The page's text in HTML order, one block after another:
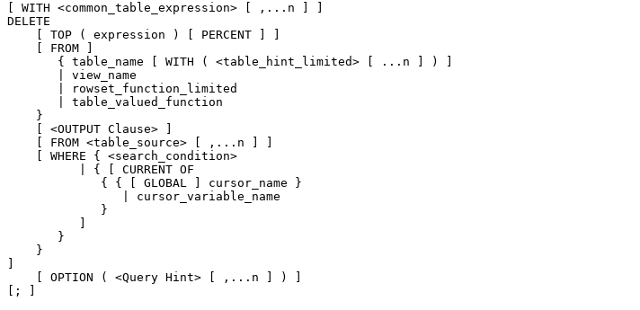
[ WITH <common_table_expression> [ ,...n ] ]
DELETE
[ TOP ( expression ) [ PERCENT ] ]
[ FROM ]
{ table_name [ WITH ( <table_hint_limited> [ ...n ] ) ]
| view_name
| rowset_function_limited
| table_valued_function
}
[ <OUTPUT Clause> ]
[ FROM <table_source> [ ,...n ] ]
[ WHERE { <search_condition>
| { [ CURRENT OF
{ { [ GLOBAL ] cursor_name }
| cursor_variable_name
}
}
}
[ OPTION ( <Query Hint> [ ,...n ] ) ]
[; ]